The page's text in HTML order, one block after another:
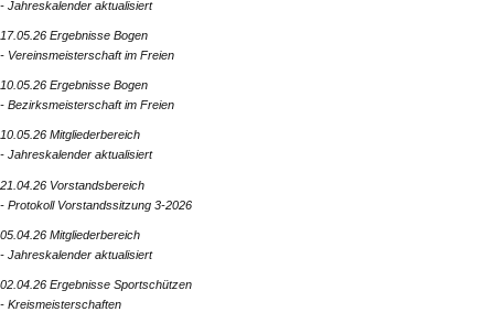
- Jahreskalender aktualisiert
17.05.26 Ergebnisse Bogen
- Vereinsmeisterschaft im Freien
10.05.26 Ergebnisse Bogen
- Bezirksmeisterschaft im Freien
10.05.26 Mitgliederbereich
- Jahreskalender aktualisiert
21.04.26 Vorstandsbereich
- Protokoll Vorstandssitzung 3-2026
05.04.26 Mitgliederbereich
- Jahreskalender aktualisiert
02.04.26 Ergebnisse Sportschützen
- Kreismeisterschaften